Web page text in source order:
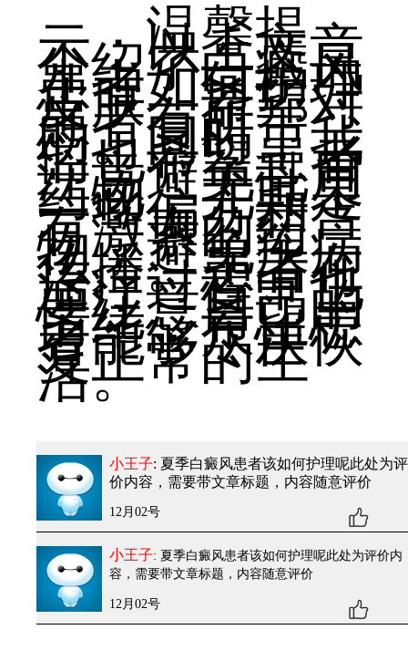
温馨提
示：以上文章
介绍了白癜风
患者如何护理
皮肤。希望对
患者有所帮
助。同时，我
们也希望患者
注意避免乱用
药物，尤其是
一些偏方和含
有激素的药
物，避免疾病
传播。患者在
治疗过程中也
要注意自己的
情绪，希望患
者能够尽快恢
复正常的生
活。
小王子: 夏季白癜风患者该如何护理呢此处为评
价内容，需要带文章标题，内容随意评价
12月02号
小王子: 夏季白癜风患者该如何护理呢此处为评价内
容，需要带文章标题，内容随意评价
12月02号